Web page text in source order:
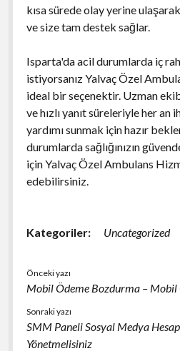
kısa sürede olay yerine
ve size tam destek sağlar.
Isparta'da acil durumlarda iç
istiyorsanız Yalvaç Özel
ideal bir seçenektir. Uzman
ve hızlı yanıt süreleriyle her an
yardımı sunmak için hazır
durumlarda sağlığınızın
için Yalvaç Özel Ambulans
edebilirsiniz.
Kategoriler: Uncategorized
Önceki yazı
Mobil Ödeme Bozdurma – Mobil
Sonraki yazı
SMM Paneli Sosyal Medya
Yönetmelisiniz